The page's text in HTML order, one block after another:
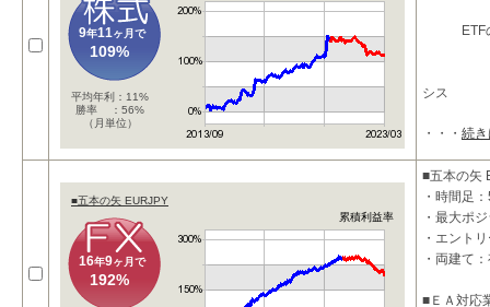
9年11ヶ月で
109%
平均年利：11%
勝率 ：56%
（月単位）
ETFのみ
シス
・・・ 続
■五本の矢 EURJPY
累積利益率
16年9ヶ月で
192%
■五本の矢
・時間足
・最大ポ
・エント
・両建て
■ＥＡ対応